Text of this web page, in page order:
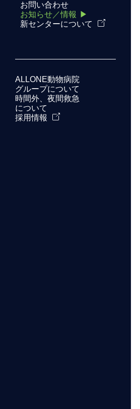
お問い合わせ
お知らせ／情報
新センターについて
ALLONE動物病院
グループについて
時間外、夜間救急
について
採用情報